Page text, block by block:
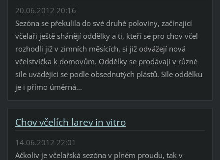
20.06.2012 20:16
Sezóna se překulila do své druhé poloviny, začínající
včelaři ještě shánějí oddělky a ti, kteří se pro chov včel
rozhodli již v zimních měsících, si již odvážejí nová
včelstvíčka k domovům. Oddělky se prodávají v různé
síle uvádějící se podle obsednutých plástů. Síle oddělku
je i přímo úměrná...
Chov včelích larev in vitro
14.06.2012 22:01
Ačkoliv je včelařská sezóna v plném proudu, tak v